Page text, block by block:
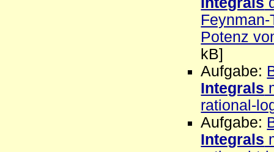
Potenz
kB]
Aufgabe:
Integrals
rational-
Aufgabe:
Integrals